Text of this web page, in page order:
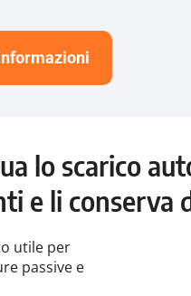
lo scarico
e li conserva
utile per
passive e